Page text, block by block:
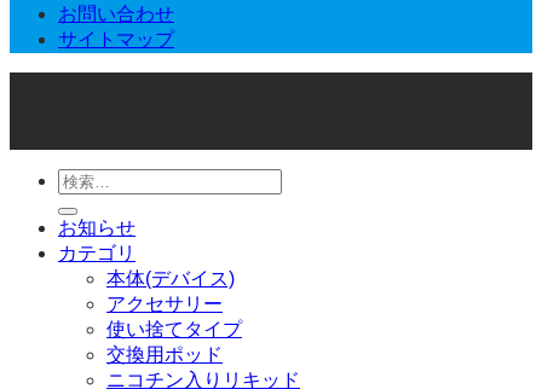
お問い合わせ
サイトマップ
検
索
対
象:
お知らせ
カテゴリ
本体(デバイス)
アクセサリー
使い捨てタイプ
交換用ポッド
ニコチン入りリキッド